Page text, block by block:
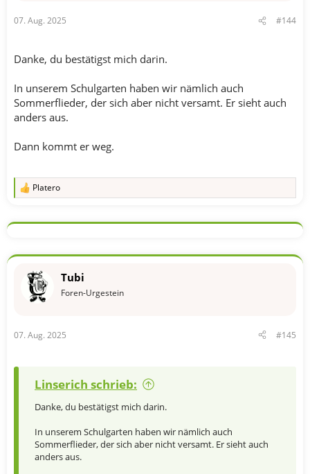
07. Aug. 2025 #144
Danke, du bestätigst mich darin.
In unserem Schulgarten haben wir nämlich auch
Sommerflieder, der sich aber nicht versamt. Er sieht auch
anders aus.
Dann kommt er weg.
R
k
o
Platero
Tubi
Foren-Urgestein
07. Aug. 2025 #145
Linserich schrieb:
Danke, du bestätigst mich darin.
In unserem Schulgarten haben wir nämlich auch
Sommerflieder, der sich aber nicht versamt. Er sieht auch
anders aus.